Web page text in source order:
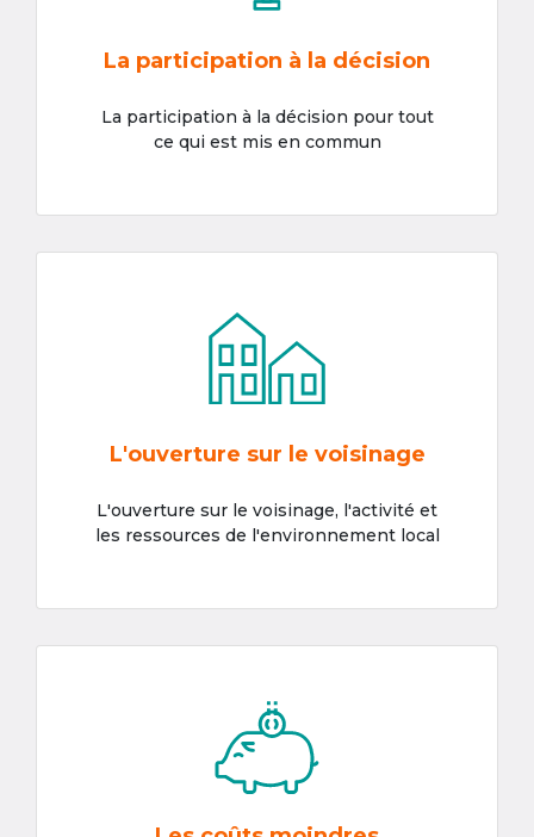
La participation à la décision
La participation à la décision pour tout
ce qui est mis en commun
L'ouverture sur le voisinage
L'ouverture sur le voisinage, l'activité et
les ressources de l'environnement local